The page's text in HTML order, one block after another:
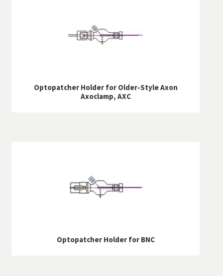
Optopatcher Holder for Older-Style Axon
Axoclamp, AXC
Optopatcher Holder for BNC